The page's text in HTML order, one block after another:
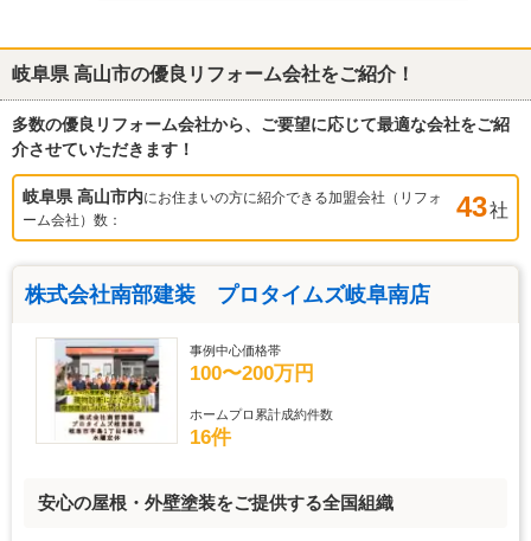
岐阜県 高山市の優良リフォーム会社をご紹介！
多数の優良リフォーム会社から、ご要望に応じて最適な会社をご紹
介させていただきます！
岐阜県 高山市内にお住まいの方に紹介できる加盟会社（リフォ
ーム会社）数：
43社
株式会社南部建装 プロタイムズ岐阜南店
事例中心価格帯
100〜200万円
ホームプロ累計成約件数
16件
安心の屋根・外壁塗装をご提供する全国組織